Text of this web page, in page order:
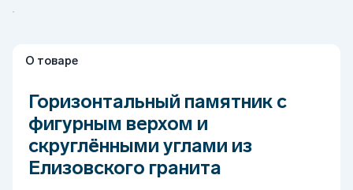
О товаре
Горизонтальный памятник с
фигурным верхом и
скруглёнными углами из
Елизовского гранита